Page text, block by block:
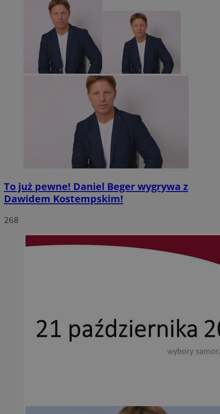
To już pewne! Daniel Beger wygrywa z
Dawidem Kostempskim!
268